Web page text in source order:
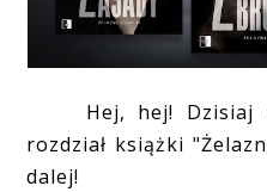
Hej, hej! Dzisiaj
rozdział książki
dalej!